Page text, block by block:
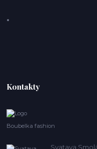
Kontakty
Boubelka fashion
Svatava